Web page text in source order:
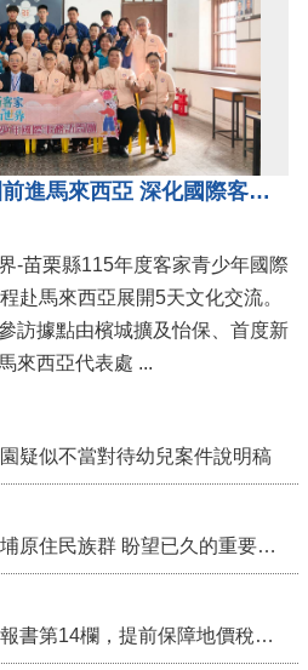
苗栗客家青少年訪問團前進馬來西亞 深化國際客家文化交流
-苗栗縣115年度客家青少年國際
赴馬來西亞展開5天文化交流。
訪據點由檳城擴及怡保、首度新
增校園交流外，更配合駐馬來西亞代表處 ...
疑似不當對待幼兒案件說明稿
行政院核定西拉雅族為平埔原住民族群 盼望已久的重要時刻到來！8月13日起受理民族成員名冊登記
移轉土地勾選土地現值申報書第14欄，提前保障地價稅節稅權益